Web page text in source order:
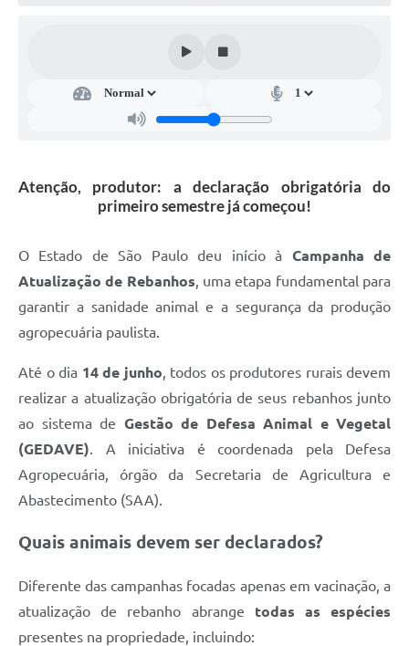
CENTRAL DE ATENDIMENTO
Pré-Cadastro de Vacinação Antirrábica
LDO - 2025
Credenciamento Feirantes
Nota Fiscal Eletrônica
Defesa Civil
Junta de Serviço Militar
Atenção, produtor: a declaração obrigatória do
primeiro semestre já começou!
O Estado de São Paulo deu início à Campanha de
Atualização de Rebanhos, uma etapa fundamental para
garantir a sanidade animal e a segurança da produção
agropecuária paulista.
Até o dia 14 de junho, todos os produtores rurais devem
realizar a atualização obrigatória de seus rebanhos junto
ao sistema de Gestão de Defesa Animal e Vegetal
(GEDAVE). A iniciativa é coordenada pela Defesa
Agropecuária, órgão da Secretaria de Agricultura e
Abastecimento (SAA).
Quais animais devem ser declarados?
Diferente das campanhas focadas apenas em vacinação, a
atualização de rebanho abrange todas as espécies
presentes na propriedade, incluindo: